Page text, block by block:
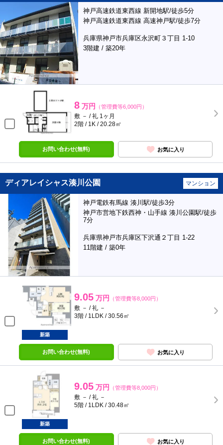
神戸高速鉄道東西線 新開地駅/徒歩5分
神戸高速鉄道東西線 高速神戸駅/徒歩7分
兵庫県神戸市兵庫区永沢町３丁目 1-10
3階建 / 築20年
8 万円 （管理費等6,000円）
敷 － / 礼 1ヶ月
2階 / 1K / 20.28㎡
お問い合わせ(無料) お気に入り
ディアレイシャス湊川公園 マンション
神戸電鉄有馬線 湊川駅/徒歩3分
神戸市営地下鉄西神・山手線 湊川公園駅/徒歩
7分
兵庫県神戸市兵庫区下沢通２丁目 1-22
11階建 / 築0年
9.05 万円 （管理費等8,000円）
敷 － / 礼 －
3階 / 1LDK / 30.56㎡
新築
お問い合わせ(無料) お気に入り
9.05 万円 （管理費等8,000円）
敷 － / 礼 －
5階 / 1LDK / 30.48㎡
新築
お問い合わせ(無料) お気に入り